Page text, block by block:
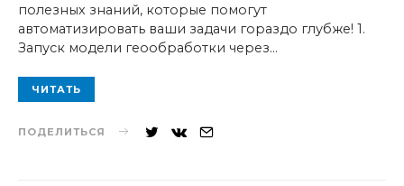
полезных знаний, которые помогут
автоматизировать ваши задачи гораздо глубже! 1.
Запуск модели геообработки через…
ЧИТАТЬ
ПОДЕЛИТЬСЯ